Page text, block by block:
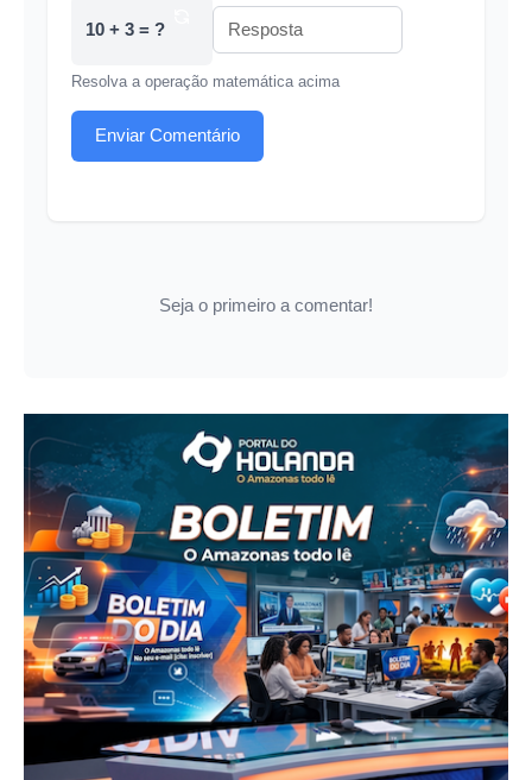
10 + 3 = ?
Resolva a operação matemática acima
Enviar Comentário
Seja o primeiro a comentar!